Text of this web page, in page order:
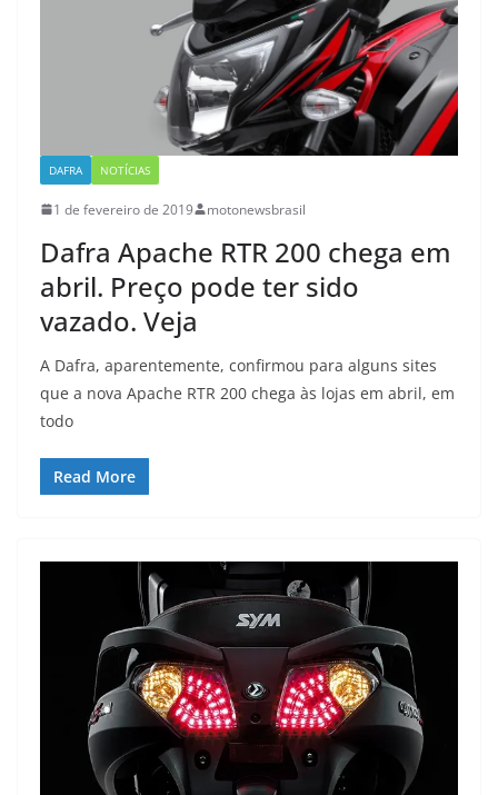
DAFRA NOTÍCIAS
1 de fevereiro de 2019 motonewsbrasil
Dafra Apache RTR 200 chega em
abril. Preço pode ter sido
vazado. Veja
A Dafra, aparentemente, confirmou para alguns sites
que a nova Apache RTR 200 chega às lojas em abril, em
todo
Read More